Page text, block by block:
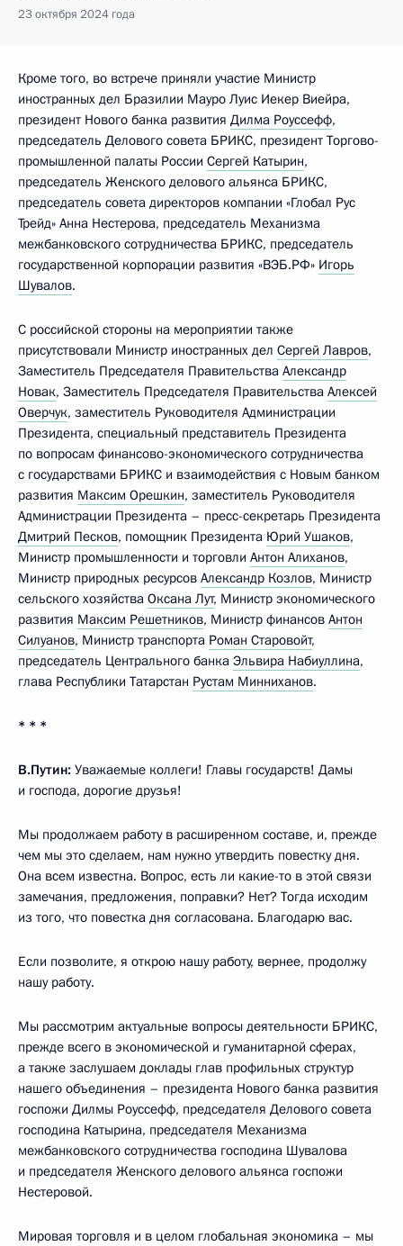
23 октября 2024 года
Кроме того, во встрече приняли участие Министр
иностранных дел Бразилии Мауро Луис Иекер Виейра,
президент Нового банка развития Дилма Роуссефф,
председатель Делового совета БРИКС, президент Торгово-
промышленной палаты России Сергей Катырин,
председатель Женского делового альянса БРИКС,
председатель совета директоров компании «Глобал Рус
Трейд» Анна Нестерова, председатель Механизма
межбанковского сотрудничества БРИКС, председатель
государственной корпорации развития «ВЭБ.РФ» Игорь
Шувалов.
С российской стороны на мероприятии также
присутствовали Министр иностранных дел Сергей Лавров,
Заместитель Председателя Правительства Александр
Новак, Заместитель Председателя Правительства Алексей
Оверчук, заместитель Руководителя Администрации
Президента, специальный представитель Президента
по вопросам финансово-экономического сотрудничества
с государствами БРИКС и взаимодействия с Новым банком
развития Максим Орешкин, заместитель Руководителя
Администрации Президента – пресс-секретарь Президента
Дмитрий Песков, помощник Президента Юрий Ушаков,
Министр промышленности и торговли Антон Алиханов,
Министр природных ресурсов Александр Козлов, Министр
сельского хозяйства Оксана Лут, Министр экономического
развития Максим Решетников, Министр финансов Антон
Силуанов, Министр транспорта Роман Старовойт,
председатель Центрального банка Эльвира Набиуллина,
глава Республики Татарстан Рустам Минниханов.
* * *
В.Путин: Уважаемые коллеги! Главы государств! Дамы
и господа, дорогие друзья!
Мы продолжаем работу в расширенном составе, и, прежде
чем мы это сделаем, нам нужно утвердить повестку дня.
Она всем известна. Вопрос, есть ли какие-то в этой связи
замечания, предложения, поправки? Нет? Тогда исходим
из того, что повестка дня согласована. Благодарю вас.
Если позволите, я открою нашу работу, вернее, продолжу
нашу работу.
Мы рассмотрим актуальные вопросы деятельности БРИКС,
прежде всего в экономической и гуманитарной сферах,
а также заслушаем доклады глав профильных структур
нашего объединения – президента Нового банка развития
госпожи Дилмы Роуссефф, председателя Делового совета
господина Катырина, председателя Механизма
межбанковского сотрудничества господина Шувалова
и председателя Женского делового альянса госпожи
Нестеровой.
Мировая торговля и в целом глобальная экономика – мы